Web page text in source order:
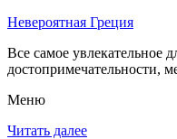
Невероятная Греция
Все самое увлекательное
достопримечательности,
Меню
Читать далее